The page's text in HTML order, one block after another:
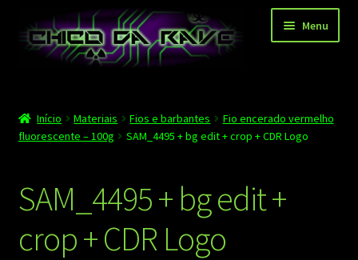
para
navegação
para
Menu
Depoimentos
Carrinho
Finalizar compra
Início Materiais Fios e barbantes
Fio encerado vermelho
fluorescente – 100g
SAM_4495 + bg edit + crop + CDR Logo
SAM_4495 + bg edit +
crop + CDR Logo